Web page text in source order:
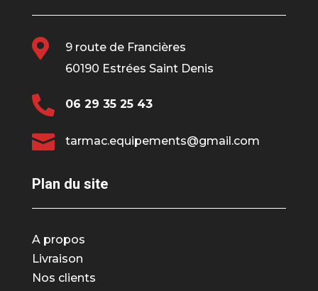

9 route de Francières
60190 Estrées Saint Denis
 06 29 35 25 43
 tarmac.equipements@gmail.com
Plan du site
A propos
Livraison
Nos clients